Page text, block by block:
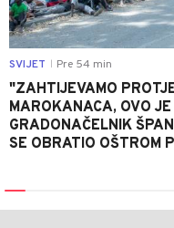
SVIJET Pre 54 min
"ZAHTIJEVAMO
MAROKANACA, OVO
GRADONAČELNIK
SE OBRATIO OŠTROM